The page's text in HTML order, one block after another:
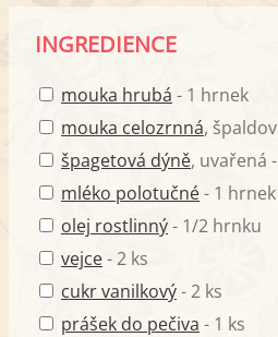
INGREDIENCE
mouka hrubá - 1 hrnek
mouka celozrnná,
špagetová dýně, uvařená
mléko polotučné- 1 hrnek
olej rostlinný- 1/2 hrnku
vejce- 2 ks
cukr vanilkový- 2 ks
prášek do pečiva - 1 ks